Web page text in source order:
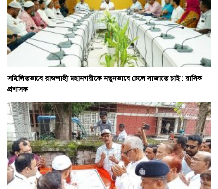
সম্মিলিতভাবে রাজশাহী মহানগরীকে নতুনভাবে ঢেলে সাজাতে চাই : রাসিক
প্রশাসক